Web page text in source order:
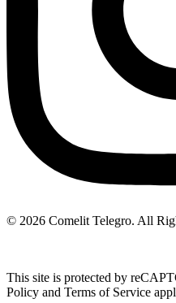
© 2026 Comelit Telegro. All
This site is protected by
Policy and Terms of Service